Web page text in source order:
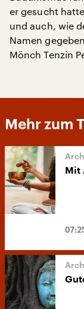
er gesucht
und auch, wie
Namen
Mönch Tenzin
Mehr zum
Mit